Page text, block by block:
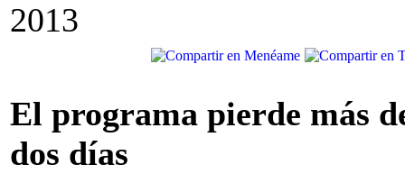
2013
El programa pierde más
dos días